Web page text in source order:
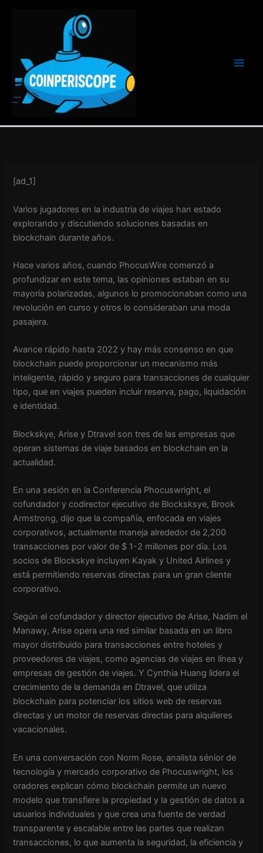
[ad_1]
Varios jugadores en la industria de viajes han estado
explorando y discutiendo soluciones basadas en
blockchain durante años.
Hace varios años, cuando PhocusWire comenzó a
profundizar en este tema, las opiniones estaban en su
mayoría polarizadas, algunos lo promocionaban como una
revolución en curso y otros lo consideraban una moda
pasajera.
Avance rápido hasta 2022 y hay más consenso en que
blockchain puede proporcionar un mecanismo más
inteligente, rápido y seguro para transacciones de cualquier
tipo, que en viajes pueden incluir reserva, pago, liquidación
e identidad.
Blockskye, Arise y Dtravel son tres de las empresas que
operan sistemas de viaje basados ​​en blockchain en la
actualidad.
En una sesión en la Conferencia Phocuswright, el
cofundador y codirector ejecutivo de Blocksksye, Brook
Armstrong, dijo que la compañía, enfocada en viajes
corporativos, actualmente maneja alrededor de 2,200
transacciones por valor de $ 1-2 millones por día. Los
socios de Blockskye incluyen Kayak y United Airlines y
está permitiendo reservas directas para un gran cliente
corporativo.
Según el cofundador y director ejecutivo de Arise, Nadim el
Manawy, Arise opera una red similar basada en un libro
mayor distribuido para transacciones entre hoteles y
proveedores de viajes, como agencias de viajes en línea y
empresas de gestión de viajes. Y Cynthia Huang lidera el
crecimiento de la demanda en Dtravel, que utiliza
blockchain para potenciar los sitios web de reservas
directas y un motor de reservas directas para alquileres
vacacionales.
En una conversación con Norm Rose, analista sénior de
tecnología y mercado corporativo de Phocuswright, los
oradores explican cómo blockchain permite un nuevo
modelo que transfiere la propiedad y la gestión de datos a
usuarios individuales y que crea una fuente de verdad
transparente y escalable entre las partes que realizan
transacciones, lo que aumenta la seguridad, la eficiencia y